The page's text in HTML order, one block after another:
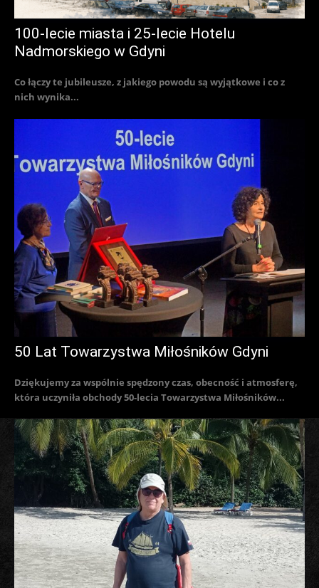
100-lecie miasta i 25-lecie Hotelu
Nadmorskiego w Gdyni
Co łączy te jubileusze, z jakiego powodu są wyjątkowe i co z
nich wynika...
50 Lat Towarzystwa Miłośników Gdyni
Dziękujemy za wspólnie spędzony czas, obecność i atmosferę,
która uczyniła obchody 50-lecia Towarzystwa Miłośników...